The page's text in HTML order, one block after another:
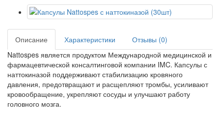
Описание Характеристики
Отзывы (0)
Nattospes является продуктом Международной медицинской и
фармацевтической консалтинговой компании IMC. Капсулы с
наттокиназой поддерживают стабилизацию кровяного
давления, предотвращают и расщепляют тромбы, усиливают
кровообращение, укрепляют сосуды и улучшают работу
головного мозга.